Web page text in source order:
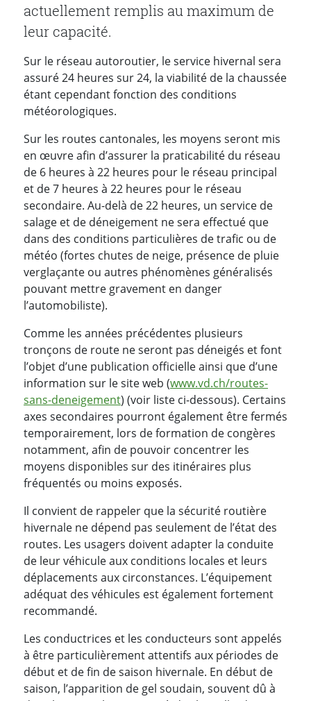
actuellement remplis au maximum de
leur capacité.
Sur le réseau autoroutier, le service hivernal sera
assuré 24 heures sur 24, la viabilité de la chaussée
étant cependant fonction des conditions
météorologiques.
Sur les routes cantonales, les moyens seront mis
en œuvre afin d’assurer la praticabilité du réseau
de 6 heures à 22 heures pour le réseau principal
et de 7 heures à 22 heures pour le réseau
secondaire. Au-delà de 22 heures, un service de
salage et de déneigement ne sera effectué que
dans des conditions particulières de trafic ou de
météo (fortes chutes de neige, présence de pluie
verglaçante ou autres phénomènes généralisés
pouvant mettre gravement en danger
l’automobiliste).
Comme les années précédentes plusieurs
tronçons de route ne seront pas déneigés et font
l’objet d’une publication officielle ainsi que d’une
information sur le site web (www.vd.ch/routes-
sans-deneigement) (voir liste ci-dessous). Certains
axes secondaires pourront également être fermés
temporairement, lors de formation de congères
notamment, afin de pouvoir concentrer les
moyens disponibles sur des itinéraires plus
fréquentés ou moins exposés.
Il convient de rappeler que la sécurité routière
hivernale ne dépend pas seulement de l’état des
routes. Les usagers doivent adapter la conduite
de leur véhicule aux conditions locales et leurs
déplacements aux circonstances. L’équipement
adéquat des véhicules est également fortement
recommandé.
Les conductrices et les conducteurs sont appelés
à être particulièrement attentifs aux périodes de
début et de fin de saison hivernale. En début de
saison, l’apparition de gel soudain, souvent dû à